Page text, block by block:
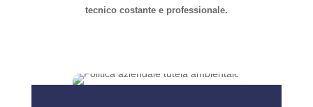
tecnico costante e professionale.